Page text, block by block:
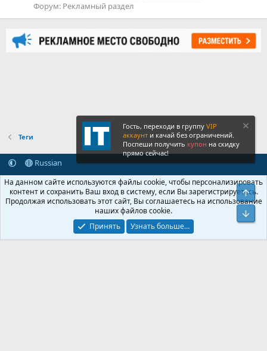
Форум: Рекламный раздел
Теги
Russian
Обратная связь
Условия и правила
Политика конфиденциальности
Помощь Главная
R
S
S
Community platform by XenForo® © 2010-2026 XenForo Ltd.
Крупнейший форум по обмену приватной информацией
© 2013-2026 ITNULL.me| XenForo® © 2026 XenForo Ltd.
Гость, переходи в группу VIP
аккаунт и качай без ограничений.
Поспеши получить купон на скидку
прямо сейчас!
На данном сайте используются файлы cookie, чтобы персонализировать
контент и сохранить Ваш вход в систему, если Вы зарегистрируетесь.
Продолжая использовать этот сайт, Вы соглашаетесь на использование
наших файлов cookie.
Принять
Узнать больше…